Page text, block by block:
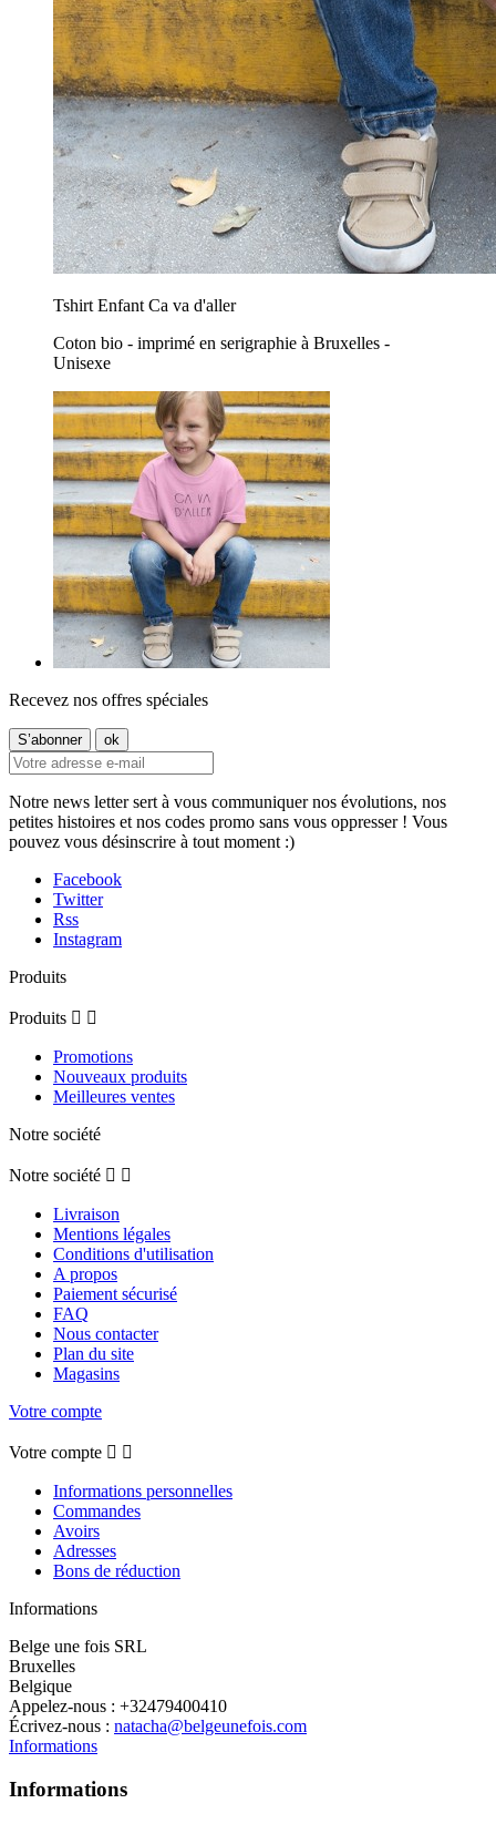
Tshirt Enfant Ca va d'aller
Coton bio - imprimé en serigraphie à Bruxelles -
Unisexe
Recevez nos offres spéciales
Notre news letter sert à vous communiquer nos évolutions, nos
petites histoires et nos codes promo sans vous oppresser ! Vous
pouvez vous désinscrire à tout moment :)
Facebook
Twitter
Rss
Instagram
Produits
Produits  
Promotions
Nouveaux produits
Meilleures ventes
Notre société
Notre société  
Livraison
Mentions légales
Conditions d'utilisation
A propos
Paiement sécurisé
FAQ
Nous contacter
Plan du site
Magasins
Votre compte
Votre compte  
Informations personnelles
Commandes
Avoirs
Adresses
Bons de réduction
Informations
Belge une fois SRL
Bruxelles
Belgique
Appelez-nous : +32479400410
Écrivez-nous : natacha@belgeunefois.com
Informations
Informations